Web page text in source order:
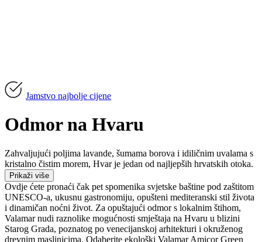
Jamstvo najbolje cijene
Odmor na Hvaru
Zahvaljujući poljima lavande, šumama borova i idiličnim uvalama s
kristalno čistim morem, Hvar je jedan od najljepših hrvatskih otoka.
Prikaži više
Ovdje ćete pronaći čak pet spomenika svjetske baštine pod zaštitom
UNESCO-a, ukusnu gastronomiju, opušteni mediteranski stil života
i dinamičan noćni život. Za opuštajući odmor s lokalnim štihom,
Valamar nudi raznolike mogućnosti smještaja na Hvaru u blizini
Starog Grada, poznatog po venecijanskoj arhitekturi i okruženog
drevnim maslinicima. Odaberite ekološki Valamar Amicor Green